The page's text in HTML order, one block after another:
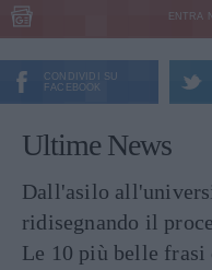
ENTRA
CONDIVIDI SU
FACEBOOK
Ultime News
Dall'asilo
ridisegnando il
Le 10 più belle frasi